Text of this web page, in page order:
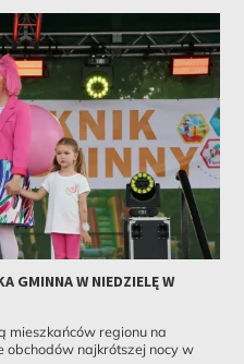
GMINNA W NIEDZIELĘ W
mieszkańców regionu na
najkrótszej nocy w